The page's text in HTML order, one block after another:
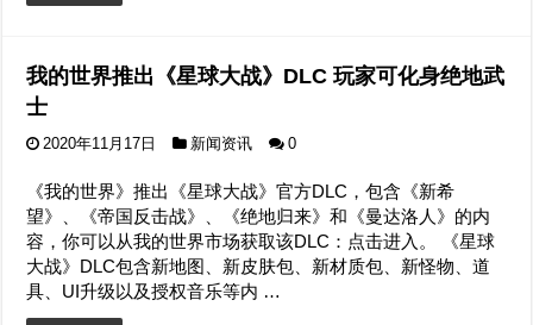
我的世界推出《星球大战》DLC 玩家可化身绝地武
士
2020年11月17日 新闻资讯 0
《我的世界》推出《星球大战》官方DLC，包含《新希
望》、《帝国反击战》、《绝地归来》和《曼达洛人》的内
容，你可以从我的世界市场获取该DLC：点击进入。 《星球
大战》DLC包含新地图、新皮肤包、新材质包、新怪物、道
具、UI升级以及授权音乐等内 …